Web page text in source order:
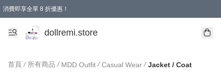
消費即享全單 8 折優惠！
購物滿 HKD 1500.00即享免運費優惠！（適用於 本地送貨、本地取貨、國際送貨 )
dollremi.store
首頁 / 所有商品 / MDD Outfit / Casual Wear / Jacket / Coat